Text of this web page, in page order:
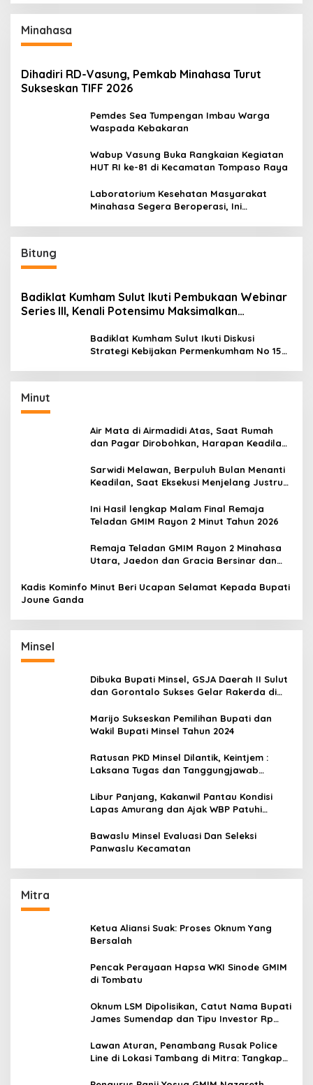
Minahasa
Dihadiri RD-Vasung, Pemkab Minahasa Turut
Sukseskan TIFF 2026
Pemdes Sea Tumpengan Imbau Warga
Waspada Kebakaran
Wabup Vasung Buka Rangkaian Kegiatan
HUT RI ke-81 di Kecamatan Tompaso Raya
Laboratorium Kesehatan Masyarakat
Minahasa Segera Beroperasi, Ini
Bitung
Badiklat Kumham Sulut Ikuti Pembukaan Webinar
Series III, Kenali Potensimu Maksimalkan
Badiklat Kumham Sulut Ikuti Diskusi
Strategi Kebijakan Permenkumham No 15
Minut
Air Mata di Airmadidi Atas, Saat Rumah
dan Pagar Dirobohkan, Harapan Keadilan
Sarwidi Melawan, Berpuluh Bulan Menanti
Keadilan, Saat Eksekusi Menjelang Justru
Ini Hasil lengkap Malam Final Remaja
Teladan GMIM Rayon 2 Minut Tahun 2026
Remaja Teladan GMIM Rayon 2 Minahasa
Utara, Jaedon dan Gracia Bersinar dan
Kadis Kominfo Minut Beri Ucapan Selamat Kepada Bupati
Joune Ganda
Minsel
Dibuka Bupati Minsel, GSJA Daerah II Sulut
dan Gorontalo Sukses Gelar Rakerda di
Marijo Sukseskan Pemilihan Bupati dan
Wakil Bupati Minsel Tahun 2024
Ratusan PKD Minsel Dilantik, Keintjem :
Laksana Tugas dan Tanggungjawab
Libur Panjang, Kakanwil Pantau Kondisi
Lapas Amurang dan Ajak WBP Patuhi
Bawaslu Minsel Evaluasi Dan Seleksi
Panwaslu Kecamatan
Mitra
Ketua Aliansi Suak: Proses Oknum Yang
Bersalah
Pencak Perayaan Hapsa WKI Sinode GMIM
di Tombatu
Oknum LSM Dipolisikan, Catut Nama Bupati
James Sumendap dan Tipu Investor Rp
Lawan Aturan, Penambang Rusak Police
Line di Lokasi Tambang di Mitra: Tangkap